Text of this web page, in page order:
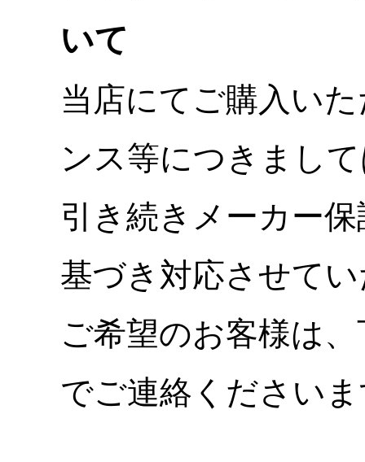
いて
当店にてご購入い
ンス等につきまし
引き続きメーカー
基づき対応させて
ご希望のお客様は
でご連絡ください